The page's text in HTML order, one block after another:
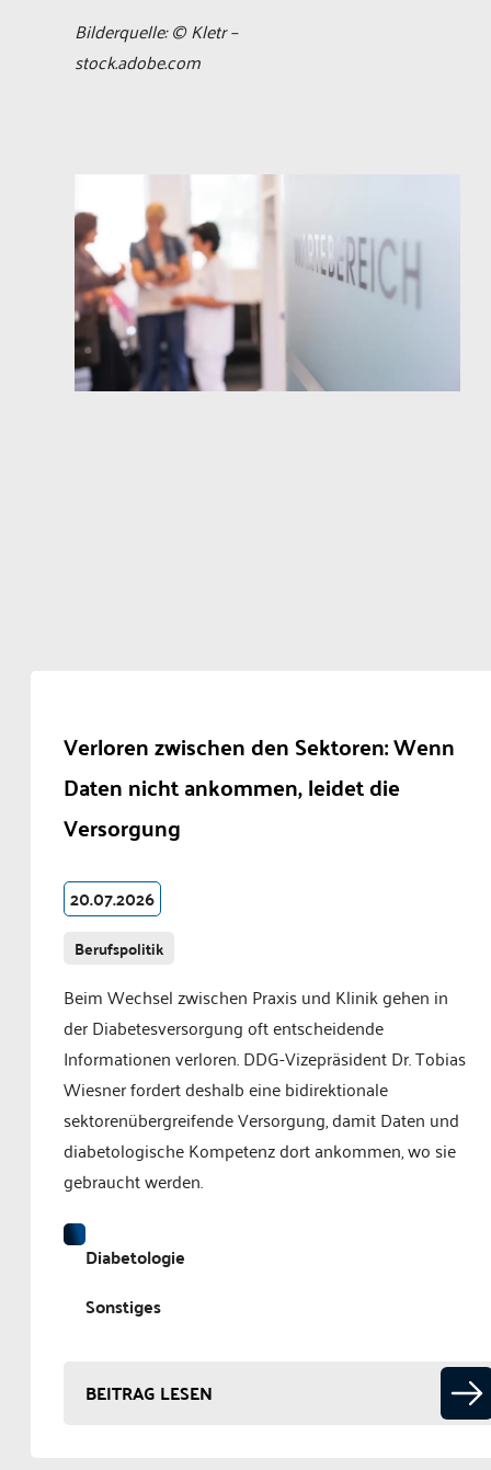
Bilderquelle: © Kletr –
stock.adobe.com
Verloren zwischen den Sektoren: Wenn
Daten nicht ankommen, leidet die
Versorgung
20.07.2026
Berufspolitik
Beim Wechsel zwischen Praxis und Klinik gehen in
der Diabetesversorgung oft entscheidende
Informationen verloren. DDG-Vizepräsident Dr. Tobias
Wiesner fordert deshalb eine bidirektionale
sektorenübergreifende Versorgung, damit Daten und
diabetologische Kompetenz dort ankommen, wo sie
gebraucht werden.
Diabetologie
Sonstiges
BEITRAG LESEN